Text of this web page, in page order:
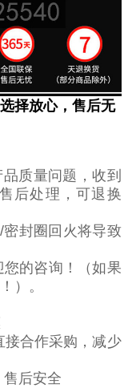
择放心，售后无
质量问题，收到
后处理，可退换
封圈回火将导致
的咨询！（如果
）。
接合作采购，减少
售后安全